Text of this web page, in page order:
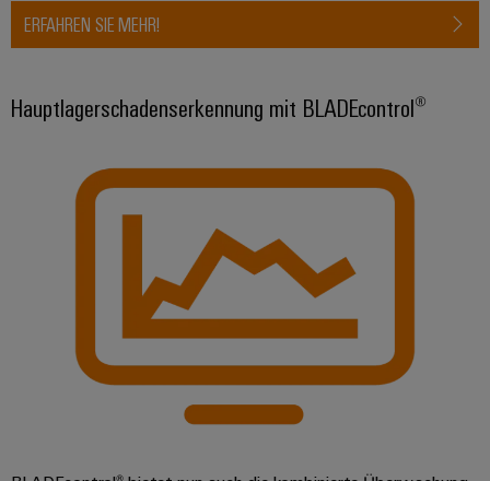
ERFAHREN SIE MEHR!
Hauptlagerschadenserkennung mit BLADEcontrol®